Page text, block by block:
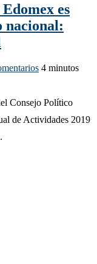
es
nacional:
4 minutos
Consejo Político
de Actividades 2019